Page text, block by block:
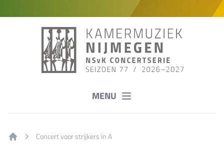
MENU
Concert voor strijkers in A